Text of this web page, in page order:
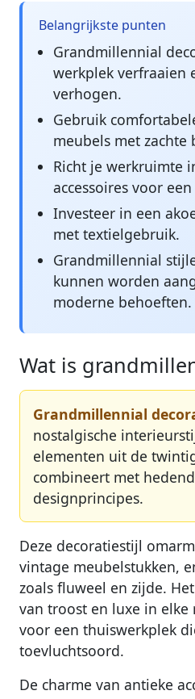
Belangrijkste punten
Grandmillennial
werkplek verfraaien
verhogen.
Gebruik
meubels met zachte
Richt je werkruimte
accessoires voor
Investeer in een
met textielgebruik.
Grandmillennial
kunnen worden
moderne behoeften.
Wat is
Grandmillennial
nostalgische
elementen uit de
combineert met
designprincipes.
Deze decoratiestijl
vintage meubelstukken,
zoals fluweel en zijde.
van troost en luxe in
voor een thuiswerkplek
toevluchtsoord.
De charme van antieke